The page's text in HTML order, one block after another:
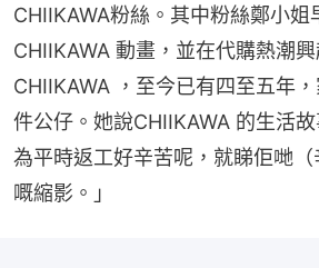
CHIIKAWA粉絲。其中粉絲鄭小姐
CHIIKAWA 動畫，並在代購熱潮
CHIIKAWA ，至今已有四至五年
件公仔。她說CHIIKAWA 的生活
為平時返工好辛苦呢，就睇佢哋
嘅縮影。」